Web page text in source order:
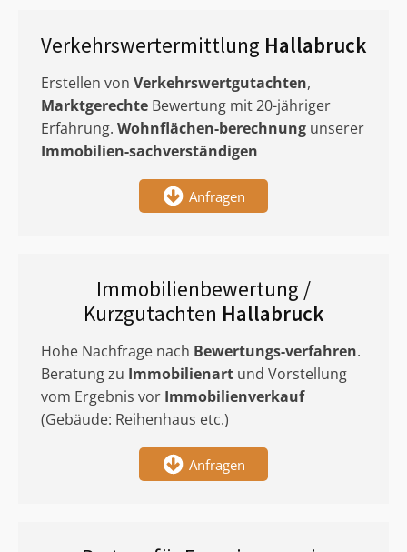
Verkehrswertermittlung Hallabruck
Erstellen von Verkehrswertgutachten,
Marktgerechte Bewertung mit 20-jähriger
Erfahrung. Wohnflächen-berechnung unserer
Immobilien-sachverständigen
Anfragen
Immobilienbewertung /
Kurzgutachten Hallabruck
Hohe Nachfrage nach Bewertungs-verfahren.
Beratung zu Immobilienart und Vorstellung
vom Ergebnis vor Immobilienverkauf
(Gebäude: Reihenhaus etc.)
Anfragen